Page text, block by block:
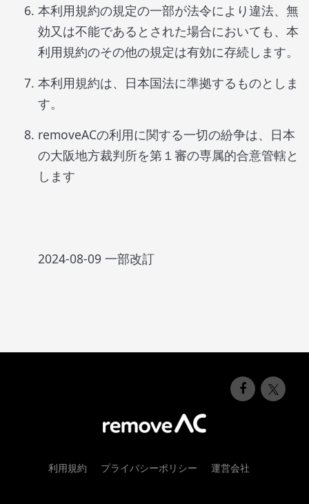
本利用規約の規定の一部が法令により違法、無
効又は不能であるとされた場合においても、本
利用規約のその他の規定は有効に存続します。
本利用規約は、日本国法に準拠するものとしま
す。
removeACの利用に関する一切の紛争は、日本
の大阪地方裁判所を第１審の専属的合意管轄と
します
2024-08-09 一部改訂
利用規約 プライバシーポリシー 運営会社